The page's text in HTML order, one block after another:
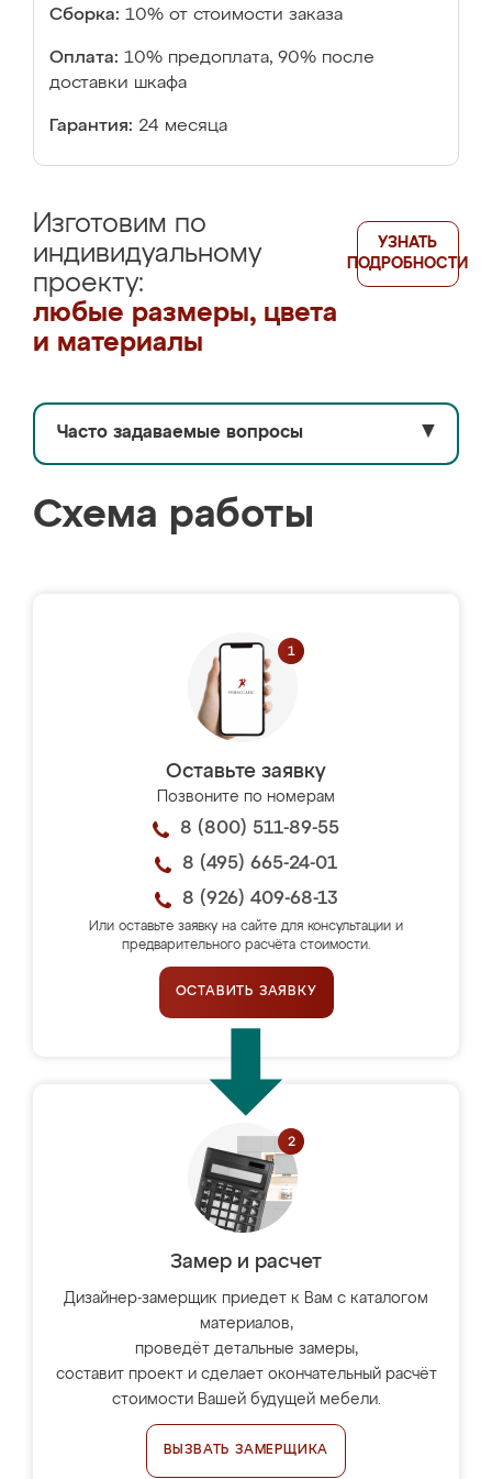
Сборка: 10% от стоимости заказа
Оплата: 10% предоплата, 90% после
доставки шкафа
Гарантия: 24 месяца
Изготовим по
индивидуальному
проекту:
любые размеры, цвета
и материалы
УЗНАТЬ
ПОДРОБНОСТИ
Часто задаваемые вопросы ▼
Схема работы
Оставьте заявку
Позвоните по номерам
8 (800) 511-89-55
8 (495) 665-24-01
8 (926) 409-68-13
Или оставьте заявку на сайте для консультации и
предварительного расчёта стоимости.
ОСТАВИТЬ ЗАЯВКУ
Замер и расчет
Дизайнер-замерщик приедет к Вам с каталогом
материалов,
проведёт детальные замеры,
составит проект и сделает окончательный расчёт
стоимости Вашей будущей мебели.
ВЫЗВАТЬ ЗАМЕРЩИКА